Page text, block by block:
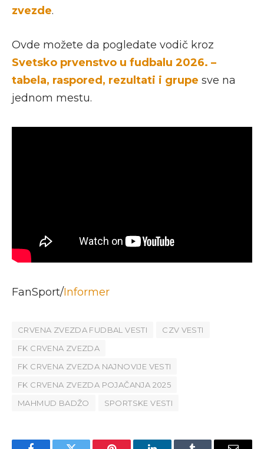
zvezde.
Ovde možete da pogledate vodič kroz
Svetsko prvenstvo u fudbalu 2026. –
tabela, raspored, rezultati i grupe sve na
jednom mestu.
FanSport/Informer
CRVENA ZVEZDA FUDBAL VESTI
CZV VESTI
FK CRVENA ZVEZDA
FK CRVENA ZVEZDA NAJNOVIJE VESTI
FK CRVENA ZVEZDA POJAČANJA 2025
MAHMUD BADŽO
SPORTSKE VESTI